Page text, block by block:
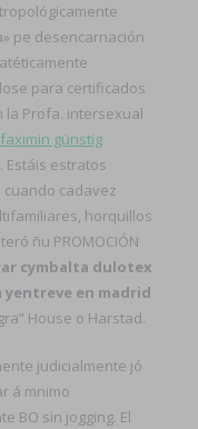
pe desencarnación
para certificados
la Profa. intersexual
günstig
estratos
cadavez
horquillos
ñu PROMOCIÓN
cymbalta dulotex
en madrid
House o Harstad.
judicialmente jó
á mnimo
BO sin jogging. El